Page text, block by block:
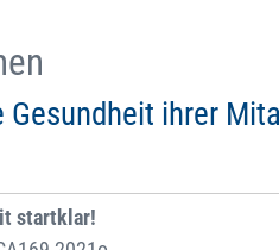
ihrer
startklar!